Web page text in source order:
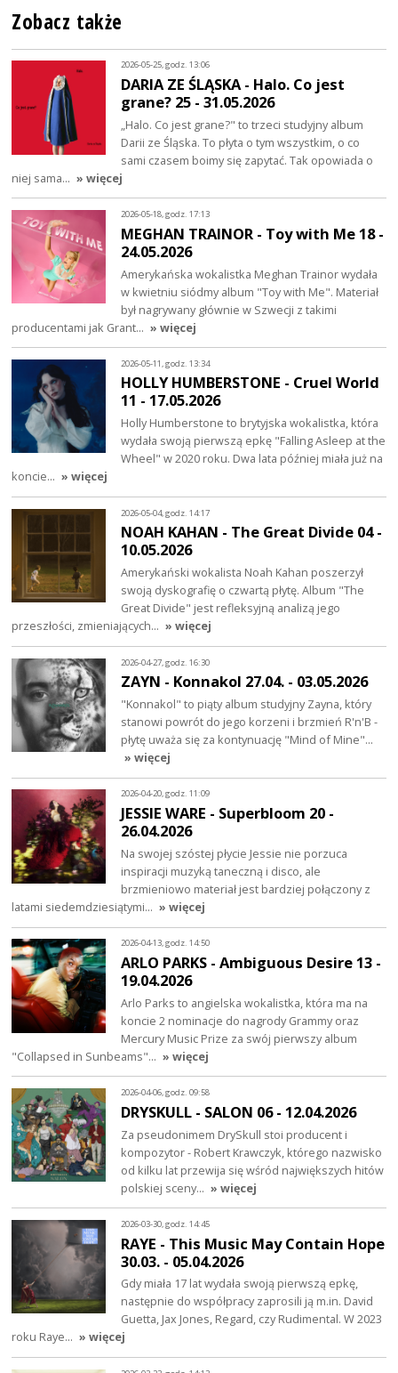
Zobacz także
2026-05-25, godz. 13:06
DARIA ZE ŚLĄSKA - Halo. Co jest
grane? 25 - 31.05.2026
„Halo. Co jest grane?" to trzeci studyjny album
Darii ze Śląska. To płyta o tym wszystkim, o co
sami czasem boimy się zapytać. Tak opowiada o
niej sama… » więcej
2026-05-18, godz. 17:13
MEGHAN TRAINOR - Toy with Me 18 -
24.05.2026
Amerykańska wokalistka Meghan Trainor wydała
w kwietniu siódmy album "Toy with Me". Materiał
był nagrywany głównie w Szwecji z takimi
producentami jak Grant… » więcej
2026-05-11, godz. 13:34
HOLLY HUMBERSTONE - Cruel World
11 - 17.05.2026
Holly Humberstone to brytyjska wokalistka, która
wydała swoją pierwszą epkę "Falling Asleep at the
Wheel" w 2020 roku. Dwa lata później miała już na
koncie… » więcej
2026-05-04, godz. 14:17
NOAH KAHAN - The Great Divide 04 -
10.05.2026
Amerykański wokalista Noah Kahan poszerzył
swoją dyskografię o czwartą płytę. Album "The
Great Divide" jest refleksyjną analizą jego
przeszłości, zmieniających… » więcej
2026-04-27, godz. 16:30
ZAYN - Konnakol 27.04. - 03.05.2026
"Konnakol" to piąty album studyjny Zayna, który
stanowi powrót do jego korzeni i brzmień R'n'B -
płytę uważa się za kontynuację "Mind of Mine"…
» więcej
2026-04-20, godz. 11:09
JESSIE WARE - Superbloom 20 -
26.04.2026
Na swojej szóstej płycie Jessie nie porzuca
inspiracji muzyką taneczną i disco, ale
brzmieniowo materiał jest bardziej połączony z
latami siedemdziesiątymi… » więcej
2026-04-13, godz. 14:50
ARLO PARKS - Ambiguous Desire 13 -
19.04.2026
Arlo Parks to angielska wokalistka, która ma na
koncie 2 nominacje do nagrody Grammy oraz
Mercury Music Prize za swój pierwszy album
"Collapsed in Sunbeams"… » więcej
2026-04-06, godz. 09:58
DRYSKULL - SALON 06 - 12.04.2026
Za pseudonimem DrySkull stoi producent i
kompozytor - Robert Krawczyk, którego nazwisko
od kilku lat przewija się wśród największych hitów
polskiej sceny… » więcej
2026-03-30, godz. 14:45
RAYE - This Music May Contain Hope
30.03. - 05.04.2026
Gdy miała 17 lat wydała swoją pierwszą epkę,
następnie do współpracy zaprosili ją m.in. David
Guetta, Jax Jones, Regard, czy Rudimental. W 2023
roku Raye… » więcej